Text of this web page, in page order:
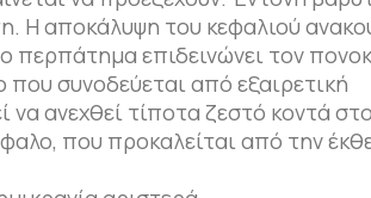
Η αποκάλυψη του κεφαλιού
περπάτημα επιδεινώνει τον
συνοδεύεται από εξαιρετική
ανεχθεί τίποτα ζεστό κοντά
που προκαλείται από την